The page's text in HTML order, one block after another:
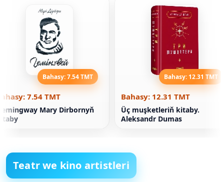
Bahasy: 7.54 TMT
7.54 TMT
Mary Dirbornyň
Bahasy: 12.31 TMT
Bahasy: 12.31 TMT
Üç muşketleriň kitaby.
Aleksandr Dumas
Teatr we kino artistleri